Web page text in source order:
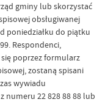
gminy lub skorzystać
obsługiwanej
poniedziałku do piątku
Respondenci,
poprzez formularz
zostaną spisani
wywiadu
numeru 22 828 88 88 lub